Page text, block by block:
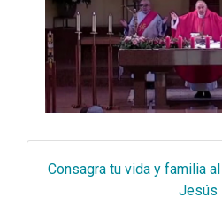
Consagra tu vida y familia
Jesús